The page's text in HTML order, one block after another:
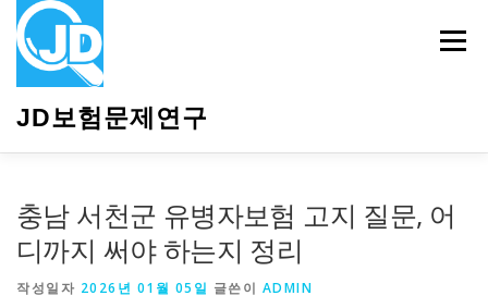
JD보험문제연구
메뉴
충남 서천군 유병자보험 고지 질문, 어
디까지 써야 하는지 정리
작성일자 2026년 01월 05일 글쓴이 ADMIN